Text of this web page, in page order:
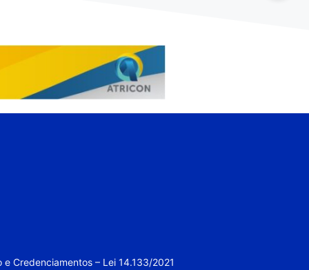
Credenciamentos – Lei 14.133/2021